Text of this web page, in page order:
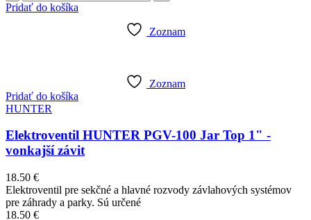
Pridať do košíka
Zoznam
Zoznam
Pridať do košíka
HUNTER
Elektroventil HUNTER PGV-100 Jar Top 1" -
vonkajší závit
18.50 €
Elektroventil pre sekčné a hlavné rozvody závlahových systémov
pre záhrady a parky. Sú určené
18.50 €